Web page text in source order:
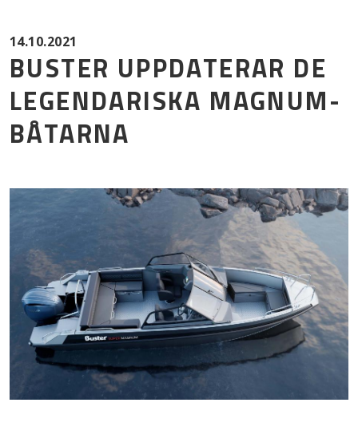
14.10.2021
BUSTER UPPDATERAR DE
LEGENDARISKA MAGNUM-
BÅTARNA